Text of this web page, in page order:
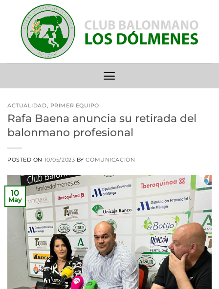
contenido
ACTUALIDAD, PRIMER EQUIPO
Rafa Baena anuncia su retirada del
balonmano profesional
POSTED ON 10/05/2023 BYCOMUNICACIÓN
10
May